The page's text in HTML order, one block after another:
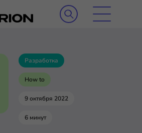
Разработка
How to
9 октября 2022
6 минут